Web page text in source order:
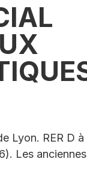
Lyon. RER D
Les